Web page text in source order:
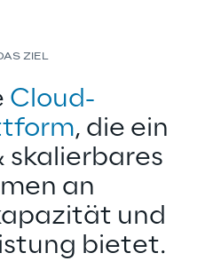
ZIEL
Cloud-
, die ein
skalierbares
an
und
bietet.